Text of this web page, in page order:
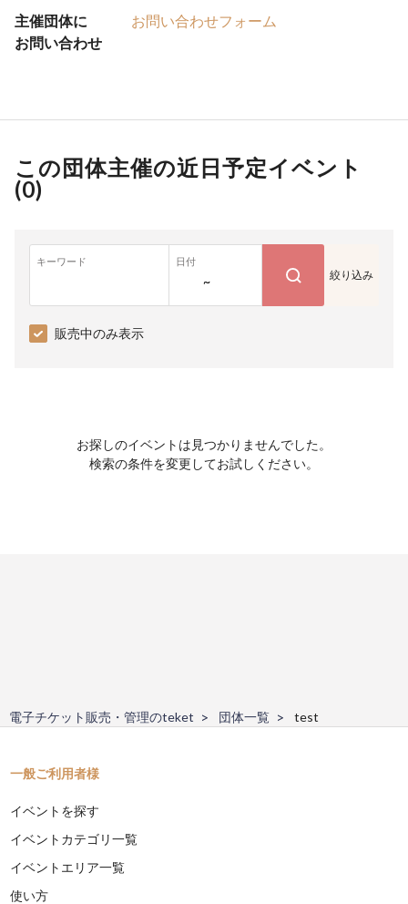
主催団体に
お問い合わせ
お問い合わせフォーム
この団体主催の近日予定イベント
(0)
キーワード 日付
~ 絞り込み
販売中のみ表示
お探しのイベントは見つかりませんでした。
検索の条件を変更してお試しください。
電子チケット販売・管理のteket 団体一覧 test
一般ご利用者様
イベントを探す
イベントカテゴリ一覧
イベントエリア一覧
使い方